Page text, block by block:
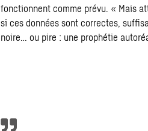
fonctionnent comme prévu. « Mais
si ces données sont correctes,
noire… ou pire : une prophétie